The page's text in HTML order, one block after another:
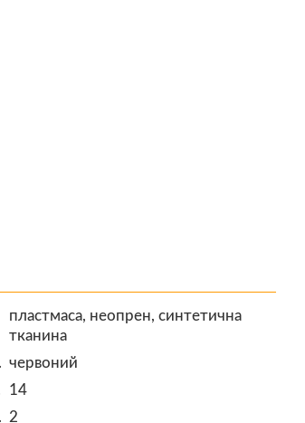
пластмаса, неопрен, синтетична
тканина
червоний
14
2